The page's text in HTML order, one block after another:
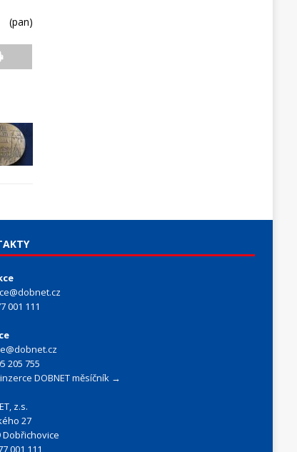
(pan)
001 111
205 755
DOBNET měsíčník →
z.s.
27
Dobřichovice